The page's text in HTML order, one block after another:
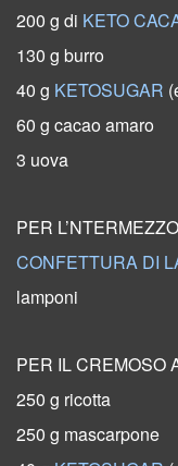
200 g di KETO
130 g burro
40 g KETOSUGAR
60 g cacao amaro
3 uova
PER
CONFETTURA DI
lamponi
PER IL CREMOSO
250 g ricotta
250 g mascarpone